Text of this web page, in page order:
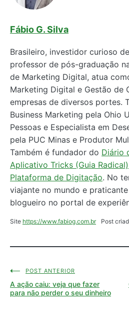
Fábio G. Silva
Brasileiro, investidor curioso
professor de pós-graduação
de Marketing Digital, atua
Marketing Digital e Gestão de
empresas de diversos portes.
Business Marketing pela Ohio
Pessoas e Especialista em
pela PUC Minas e Produtor
Também é fundador do Diário
Aplicativo Tricks (Guia Radical)
Plataforma de Digitação. No
viajante no mundo e
blogueiro no portal de
Site https://www.fabiog.com.br Post
Navegação
de
POST ANTERIOR
A ação caiu: veja que fazer
para não perder o seu dinheiro